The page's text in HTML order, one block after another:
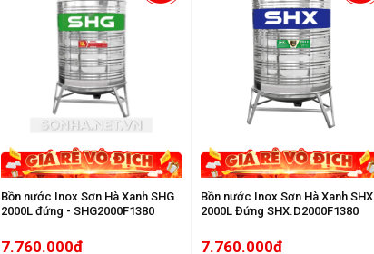
Bồn nước Inox Sơn Hà Xanh SHG
2000L đứng - SHG2000F1380
7.760.000đ
Bồn nước Inox Sơn Hà Xanh SHX
2000L Đứng SHX.D2000F1380
7.760.000đ